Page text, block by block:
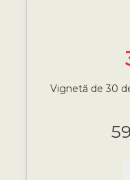
Vignetă de 30